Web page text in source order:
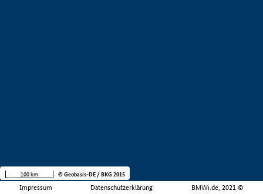
Impressum Datenschutzerklärung BMWi.de, 2021 ©
100 km © Geobasis-DE / BKG 2015